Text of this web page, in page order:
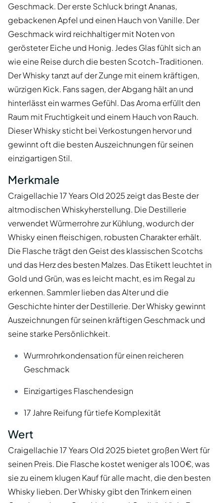
Geschmack. Der erste Schluck bringt Ananas,
gebackenen Apfel und einen Hauch von Vanille. Der
Geschmack wird reichhaltiger mit Noten von
gerösteter Eiche und Honig. Jedes Glas fühlt sich an
wie eine Reise durch die besten Scotch-Traditionen.
Der Whisky tanzt auf der Zunge mit einem kräftigen,
würzigen Kick. Fans sagen, der Abgang hält an und
hinterlässt ein warmes Gefühl. Das Aroma erfüllt den
Raum mit Fruchtigkeit und einem Hauch von Rauch.
Dieser Whisky sticht bei Verkostungen hervor und
gewinnt oft die besten Auszeichnungen für seinen
einzigartigen Stil.
Merkmale
Craigellachie 17 Years Old 2025 zeigt das Beste der
altmodischen Whiskyherstellung. Die Destillerie
verwendet Würmerrohre zur Kühlung, wodurch der
Whisky einen fleischigen, robusten Charakter erhält.
Die Flasche trägt den Geist des klassischen Scotchs
und das Herz des besten Malzes. Das Etikett leuchtet in
Gold und Grün, was es leicht macht, es im Regal zu
erkennen. Sammler lieben das Alter und die
Geschichte hinter der Destillerie. Der Whisky gewinnt
Auszeichnungen für seinen kräftigen Geschmack und
seine starke Persönlichkeit.
Wurmrohrkondensation für einen reicheren
Geschmack
Einzigartiges Flaschendesign
17 Jahre Reifung für tiefe Komplexität
Wert
Craigellachie 17 Years Old 2025 bietet großen Wert für
seinen Preis. Die Flasche kostet weniger als 100€, was
sie zu einem klugen Kauf für alle macht, die den besten
Whisky lieben. Der Whisky gibt den Trinkern einen